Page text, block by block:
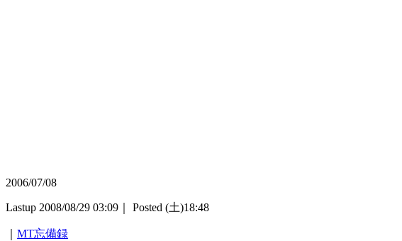
2006/07/08
Lastup 2008/08/29 03:09｜ Posted (土)18:48
MT忘備録